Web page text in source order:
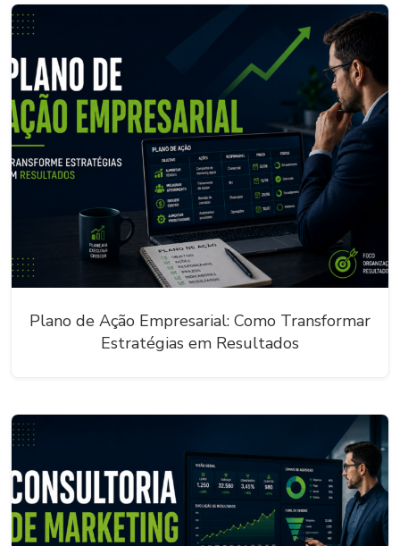
Plano de Ação Empresarial: Como Transformar
Estratégias em Resultados